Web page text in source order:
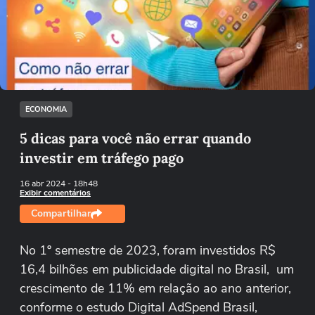
Não foi possível reproduzir o vídeo
Tentar novamente
ECONOMIA
5 dicas para você não errar quando
investir em tráfego pago
16 abr 2024- 18h48
Exibir comentários
Compartilhar
No 1º semestre de 2023, foram investidos R$
16,4 bilhões em publicidade digital no Brasil, um
crescimento de 11% em relação ao ano anterior,
conforme o estudo Digital AdSpend Brasil,